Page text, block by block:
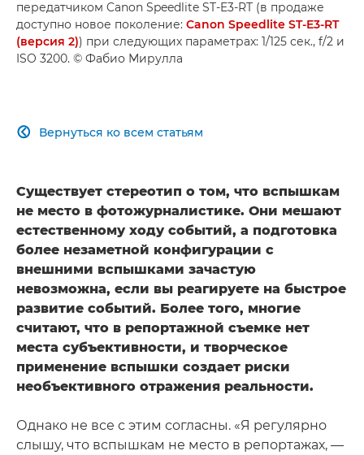
передатчиком Canon Speedlite ST-E3-RT (в продаже
доступно новое поколение: Canon Speedlite ST-E3-RT
(версия 2)) при следующих параметрах: 1/125 сек., f/2 и
ISO 3200. © Фабио Мирулла
Вернуться ко всем статьям

Существует стереотип о том, что вспышкам
не место в фотожурналистике. Они мешают
естественному ходу событий, а подготовка
более незаметной конфигурации с
внешними вспышками зачастую
невозможна, если вы реагируете на быстрое
развитие событий. Более того, многие
считают, что в репортажной съемке нет
места субъективности, и творческое
применение вспышки создает риски
необъективного отражения реальности.
Однако не все с этим согласны. «Я регулярно
слышу, что вспышкам не место в репортажах, —